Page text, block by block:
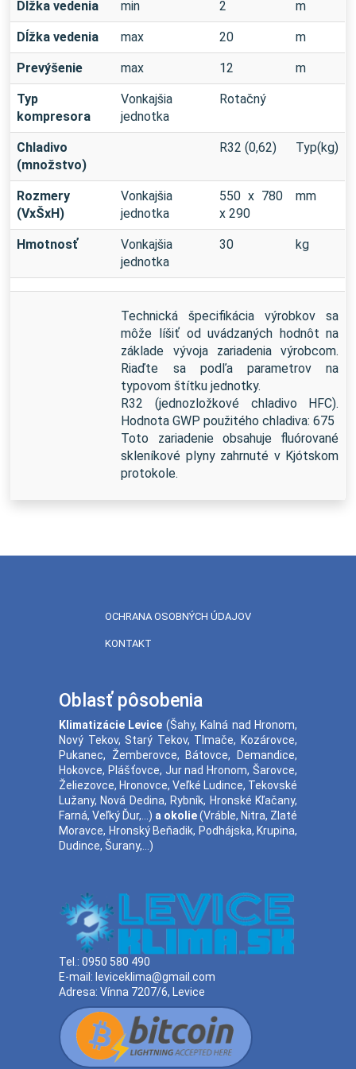
Dĺžka vedenia min 2 m
Dĺžka vedenia max 20 m
Prevýšenie max 12 m
Typ
kompresora
Vonkajšia
jednotka
Rotačný
Chladivo
(množstvo)
R32 (0,62) Typ(kg)
Rozmery
(VxŠxH)
Vonkajšia
jednotka
550 x 780
x 290
mm
Hmotnosť
Vonkajšia
jednotka
30 kg
Technická špecifikácia výrobkov sa
môže líšiť od uvádzaných hodnôt na
základe vývoja zariadenia výrobcom.
Riaďte sa podľa parametrov na
typovom štítku jednotky.
R32 (jednozložkové chladivo HFC).
Hodnota GWP použitého chladiva: 675
Toto zariadenie obsahuje fluórované
skleníkové plyny zahrnuté v Kjótskom
protokole.
OCHRANA OSOBNÝCH ÚDAJOV
KONTAKT
Oblasť pôsobenia
Klimatizácie Levice (Šahy, Kalná nad Hronom,
Nový Tekov,Starý Tekov, Tlmače, Kozárovce,
Pukanec, Žemberovce, Bátovce, Demandice,
Hokovce, Plášťovce, Jur nad Hronom,Šarovce,
Želiezovce, Hronovce, Veľké Ludince, Tekovské
Lužany, Nová Dedina, Rybník, Hronské Kľačany,
Farná, Veľký Ďur,...) a okolie(Vráble, Nitra, Zlaté
Moravce, Hronský Beňadik, Podhájska, Krupina,
Dudince, Šurany,...)
Tel.: 0950 580 490
E-mail: leviceklima@gmail.com
Adresa: Vínna 7207/6, Levice